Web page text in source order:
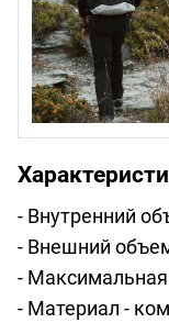
- Внутренний
- Внешний
- Максимальная
- Материал -